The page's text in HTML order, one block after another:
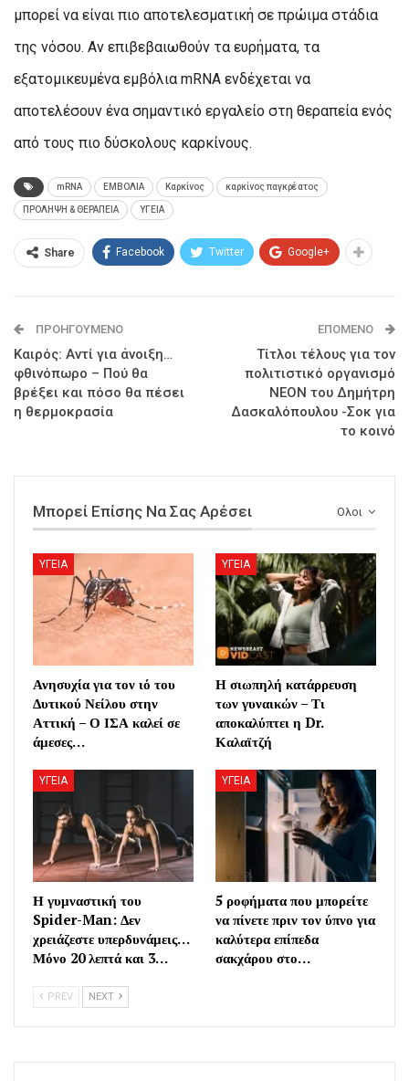
μπορεί να είναι πιο αποτελεσματική σε πρώιμα στάδια
της νόσου. Αν επιβεβαιωθούν τα ευρήματα, τα
εξατομικευμένα εμβόλια mRNA ενδέχεται να
αποτελέσουν ένα σημαντικό εργαλείο στη θεραπεία ενός
από τους πιο δύσκολους καρκίνους.
mRNA ΕΜΒΟΛΙΑ Καρκίνος καρκίνος παγκρέατος
ΠΡΟΛΗΨΗ & ΘΕΡΑΠΕΙΑ ΥΓΕΙΑ
Share Facebook Twitter Google+
ΠΡΟΗΓΟΎΜΕΝΟ
Καιρός: Αντί για άνοιξη…
φθινόπωρο – Πού θα
βρέξει και πόσο θα πέσει
η θερμοκρασία
ΕΠΌΜΕΝΟ
Τίτλοι τέλους για τον
πολιτιστικό οργανισμό
ΝΕΟΝ του Δημήτρη
Δασκαλόπουλου -Σοκ για
το κοινό
Ολοι
Μπορεί Επίσης Να Σας Αρέσει
ΥΓΕΙΑ
Ανησυχία για τον ιό του
Δυτικού Νείλου στην
Αττική – Ο ΙΣΑ καλεί σε
άμεσες…
ΥΓΕΙΑ
Η σιωπηλή κατάρρευση
των γυναικών – Τι
αποκαλύπτει η Dr.
Καλαϊτζή
ΥΓΕΙΑ
Η γυμναστική του
Spider-Man: Δεν
χρειάζεστε υπερδυνάμεις…
Μόνο 20 λεπτά και 3…
ΥΓΕΙΑ
5 ροφήματα που μπορείτε
να πίνετε πριν τον ύπνο για
καλύτερα επίπεδα
σακχάρου στο…
PREV NEXT